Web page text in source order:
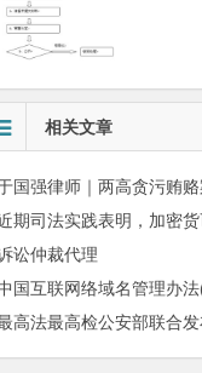
相关文章
讼仲裁代理
国互联网络域名管理办